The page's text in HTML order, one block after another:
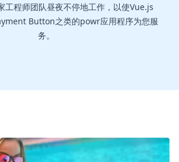
工程师团队昼夜不停地工作，以使Vue.js
Button之类的powr应用程序为您服
务。